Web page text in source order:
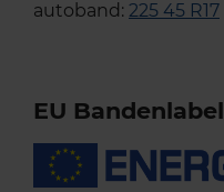
autoband: 225 45 R17
EU Bandenlabel